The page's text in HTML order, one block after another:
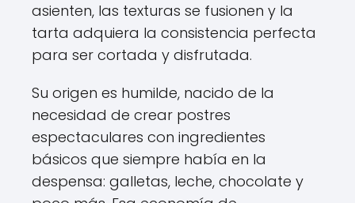
asienten, las texturas se fusionen y la
tarta adquiera la consistencia perfecta
para ser cortada y disfrutada.
Su origen es humilde, nacido de la
necesidad de crear postres
espectaculares con ingredientes
básicos que siempre había en la
despensa: galletas, leche, chocolate y